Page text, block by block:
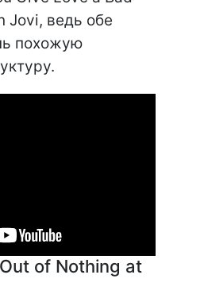
Jovi, ведь обе
похожую
of Nothing at